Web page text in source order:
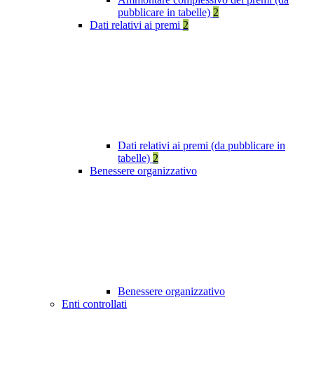
pubblicare in tabelle) 2
Dati relativi ai premi 2
Dati relativi ai premi (da pubblicare in
tabelle) 2
Benessere organizzativo
Benessere organizzativo
Enti controllati